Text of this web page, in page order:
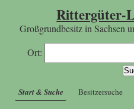
Rittergüter-
Großgrundbesitz in Sachsen
Ort:
Start & Suche Besitzersuche